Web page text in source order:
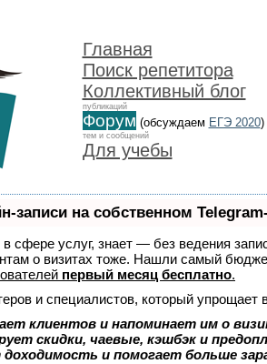
Главная
Поиск репетитора
Коллективный блог
публикаций
Форум (обсуждаем ЕГЭ 2020)
тем и сообщений
Для учебы
записи на собственном
в сфере услуг, знает — без ведения
о визитах тоже. Нашли самый
первый месяц бесплатно.
и специалистов, который упрощает
клиентов и напоминает им о
скидки, чаевые, кэшбэк и
доходимость и помогает больше